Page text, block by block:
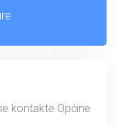
kontakte Općine